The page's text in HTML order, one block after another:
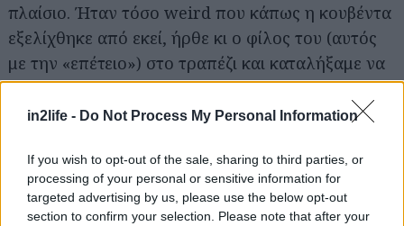
in2life - Do Not Process My Personal Information
If you wish to opt-out of the sale, sharing to third parties, or
processing of your personal or sensitive information for
targeted advertising by us, please use the below opt-out
section to confirm your selection. Please note that after your
πλαίσιο. Ήταν τόσο weird που κάπως η κουβέντα
εξελίχθηκε από εκεί, ήρθε κι ο φίλος του (αυτός
με την «επέτειο») στο τραπέζι και καταλήξαμε να
μιλάμε όλο το βράδυ. Αργότερα μου είπε πως
κάπου είχε διαβάσει ότι αυτή η τακτική –του
πιάνει και σκέφτηκε να την δοκιμάσει. Ήταν
σίγουρος ότι θα τους θεωρούσαμε γκέι, με την
όλη ιστορία περί επετείου, οπότε θα έρεε πιο
Αναζήτηση
για...